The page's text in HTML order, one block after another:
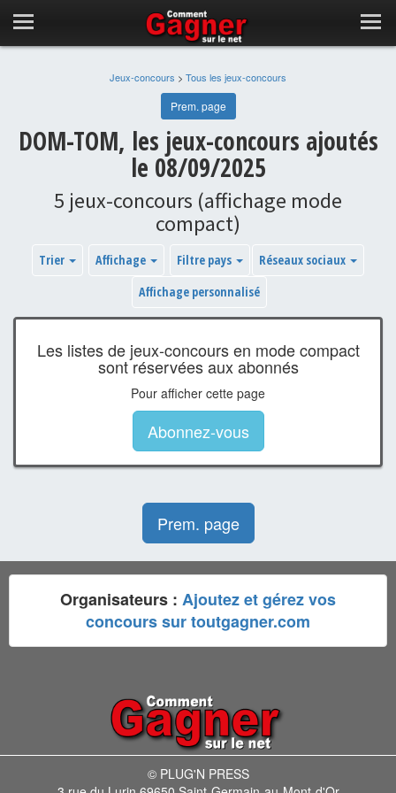
Jeux-concours > Tous les jeux-concours
Prem. page
DOM-TOM, les jeux-concours ajoutés
le 08/09/2025
5 jeux-concours (affichage mode
compact)
Trier Affichage Filtre pays
Réseaux sociaux
Affichage personnalisé
Les listes de jeux-concours en mode compact
sont réservées aux abonnés
Pour afficher cette page
Abonnez-vous
Prem. page
Organisateurs : Ajoutez et gérez vos
concours sur toutgagner.com
© PLUG'N PRESS